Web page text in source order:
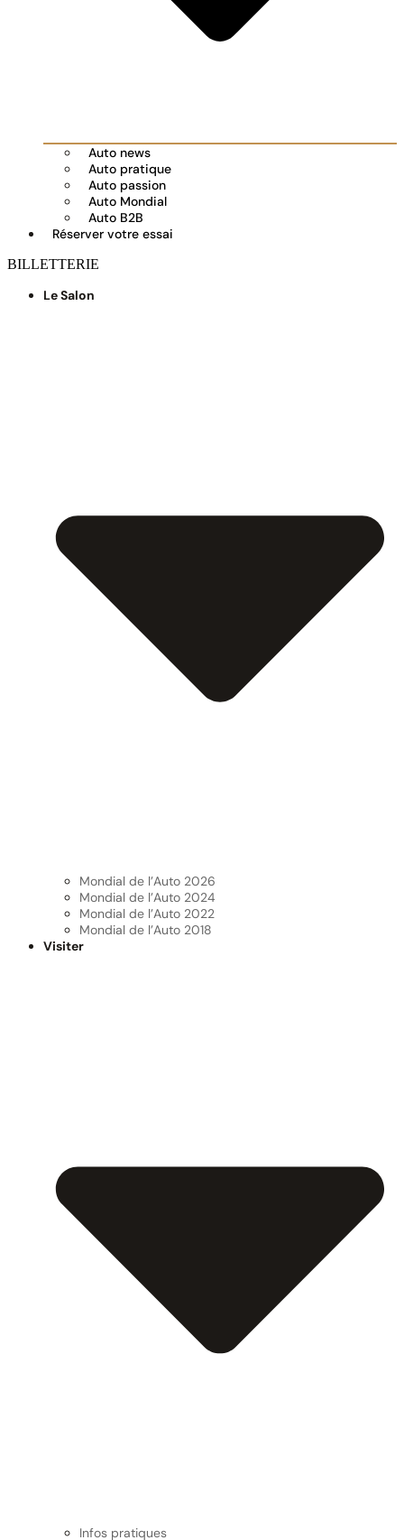
Auto news
Auto pratique
Auto passion
Auto Mondial
Auto B2B
Réserver votre essai
BILLETTERIE
Le Salon
Mondial de l’Auto 2026
Mondial de l’Auto 2024
Mondial de l’Auto 2022
Mondial de l’Auto 2018
Visiter
Infos pratiques